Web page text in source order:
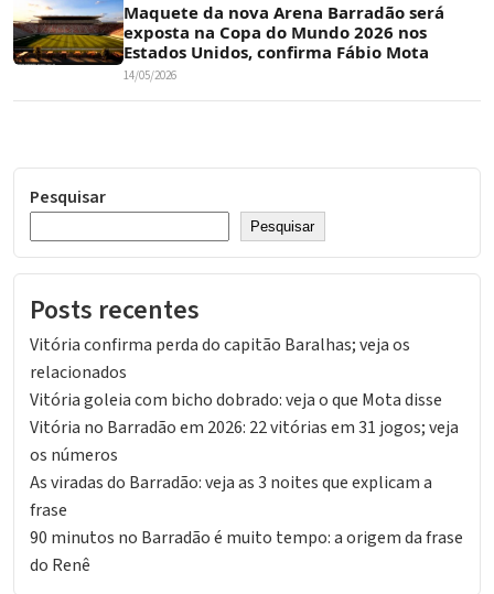
Maquete da nova Arena Barradão será
exposta na Copa do Mundo 2026 nos
Estados Unidos, confirma Fábio Mota
14/05/2026
Pesquisar
Pesquisar
Posts recentes
Vitória confirma perda do capitão Baralhas; veja os
relacionados
Vitória goleia com bicho dobrado: veja o que Mota disse
Vitória no Barradão em 2026: 22 vitórias em 31 jogos; veja
os números
As viradas do Barradão: veja as 3 noites que explicam a
frase
90 minutos no Barradão é muito tempo: a origem da frase
do Renê